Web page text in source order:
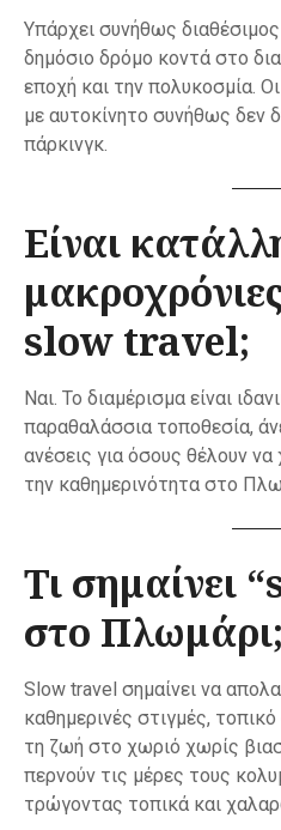
Υπάρχει συνήθως
δημόσιο δρόμο κοντά στο
εποχή και την πολυκοσμία.
με αυτοκίνητο συνήθως δεν
πάρκινγκ.
Είναι
slow travel;
Ναι. Το διαμέρισμα είναι
παραθαλάσσια τοποθεσία,
ανέσεις για όσους θέλουν
την καθημερινότητα στο
Τι σημαίνει
στο Πλωμάρι;
Slow travel σημαίνει να
καθημερινές στιγμές,
τη ζωή στο χωριό χωρίς
περνούν τις μέρες τους
τρώγοντας τοπικά και